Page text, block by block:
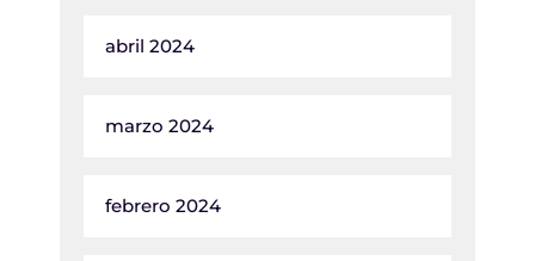
abril 2024
marzo 2024
febrero 2024